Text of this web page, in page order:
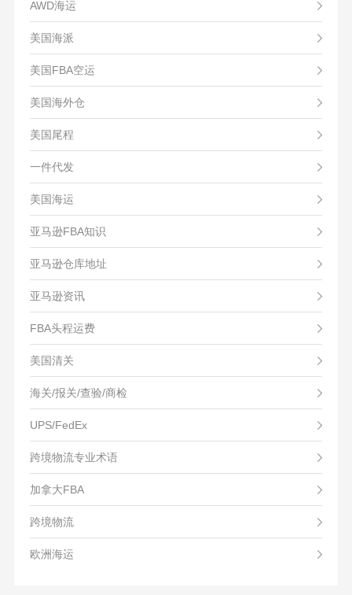
AWD海运
美国海派
美国FBA空运
美国海外仓
美国尾程
一件代发
美国海运
亚马逊FBA知识
亚马逊仓库地址
亚马逊资讯
FBA头程运费
美国清关
海关/报关/查验/商检
UPS/FedEx
跨境物流专业术语
加拿大FBA
跨境物流
欧洲海运